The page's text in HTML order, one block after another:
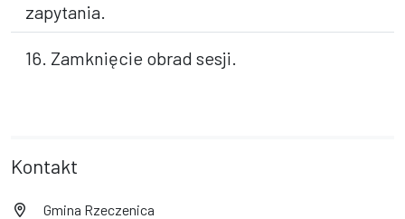
zapytania.
16. Zamknięcie obrad sesji.
Kontakt
Gmina Rzeczenica